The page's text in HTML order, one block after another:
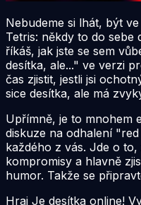
Nebudeme si lhát, být
Tetris: někdy to do sebe
říkáš, jak jste se sem
desítka, ale..." ve verzi
čas zjistit, jestli jsi
sice desítka, ale má
Upřímně, je to mnohem
diskuze na odhalení
každého z vás. Jde o
kompromisy a hlavně
humor. Takže se
Hraj Je desítka online!